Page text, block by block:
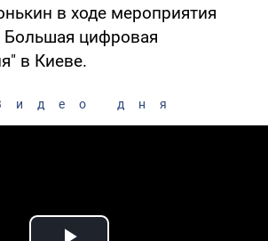
в ходе мероприятия
Большая цифровая
в Киеве.
дня